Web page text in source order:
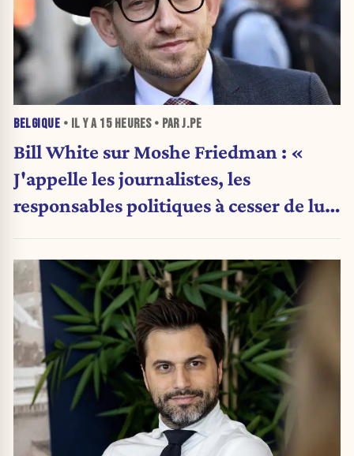
BELGIQUE • IL Y A 15 HEURES• PAR J.PE
Bill White sur Moshe Friedman : «
J'appelle les journalistes, les
responsables politiques à cesser de lui